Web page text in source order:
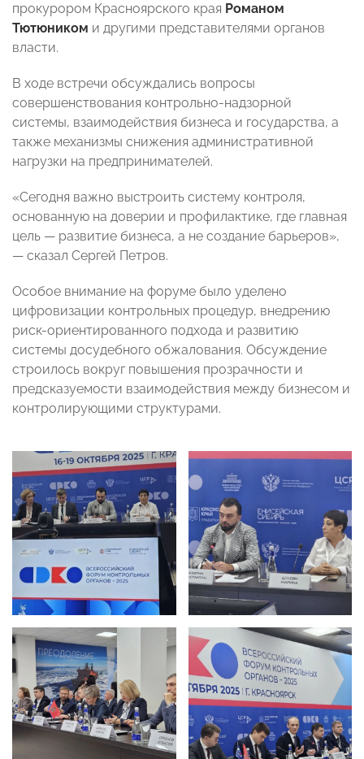
прокурором Красноярского края Романом
Тютюником и другими представителями органов
власти.
В ходе встречи обсуждались вопросы
совершенствования контрольно-надзорной
системы, взаимодействия бизнеса и государства, а
также механизмы снижения административной
нагрузки на предпринимателей.
«Сегодня важно выстроить систему контроля,
основанную на доверии и профилактике, где главная
цель — развитие бизнеса, а не создание барьеров»,
— сказал Сергей Петров.
Особое внимание на форуме было уделено
цифровизации контрольных процедур, внедрению
риск-ориентированного подхода и развитию
системы досудебного обжалования. Обсуждение
строилось вокруг повышения прозрачности и
предсказуемости взаимодействия между бизнесом и
контролирующими структурами.